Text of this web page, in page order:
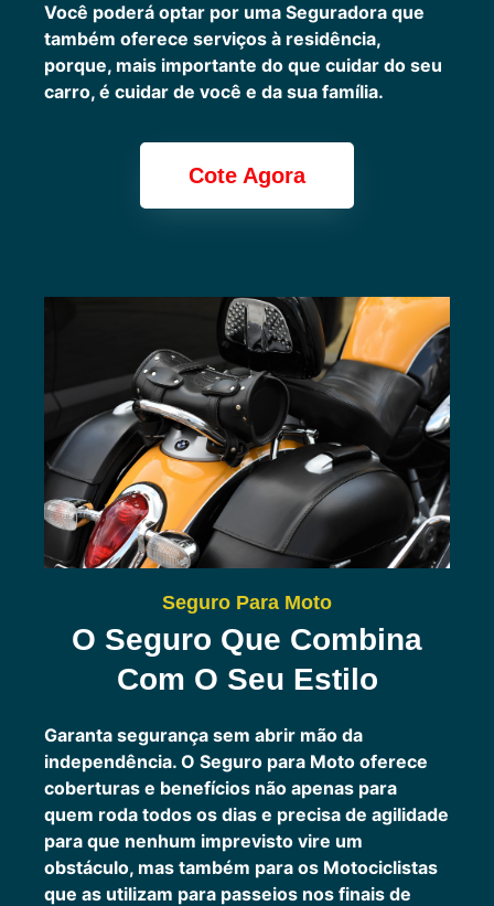
Você poderá optar por uma Seguradora que
também oferece serviços à residência,
porque, mais importante do que cuidar do seu
carro, é cuidar de você e da sua família.
Cote Agora
Seguro Para Moto
O Seguro Que Combina
Com O Seu Estilo
Garanta segurança sem abrir mão da
independência. O Seguro para Moto oferece
coberturas e benefícios não apenas para
quem roda todos os dias e precisa de agilidade
para que nenhum imprevisto vire um
obstáculo, mas também para os Motociclistas
que as utilizam para passeios nos finais de